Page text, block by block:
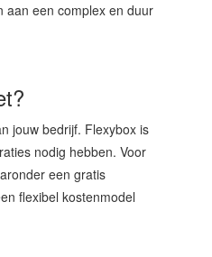
aan een complex en duur
jouw bedrijf. Flexybox is
nodig hebben. Voor
een gratis
flexibel kostenmodel